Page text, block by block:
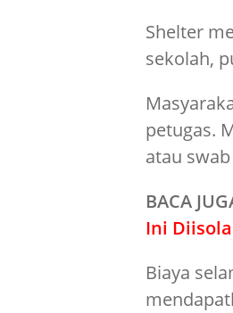
Shelter
sekolah,
petugas.
atau
BACA
Ini
Biaya